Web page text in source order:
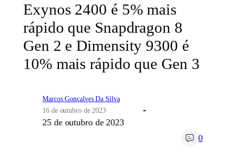
Exynos 2400 é 5% mais
rápido que Snapdragon 8
Gen 2 e Dimensity 9300 é
10% mais rápido que Gen 3
Marcos Gonçalves Da Silva
16 de outubro de 2023
25 de outubro de 2023
0